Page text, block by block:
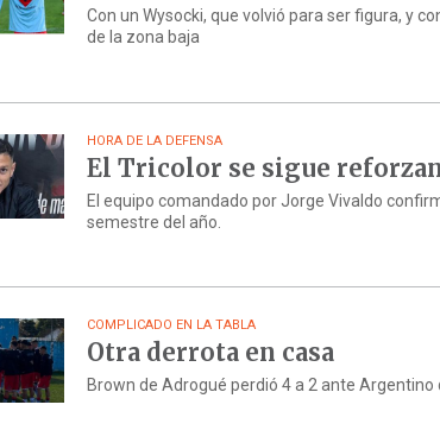
Con un Wysocki, que volvió para ser figura, y
de la zona baja
HORA DE LA DEFENSA
El Tricolor se sigue
El equipo comandado por Jorge Vivaldo
semestre del año.
COMPLICADO EN LA TABLA
Otra derrota en casa
Brown de Adrogué perdió 4 a 2 ante